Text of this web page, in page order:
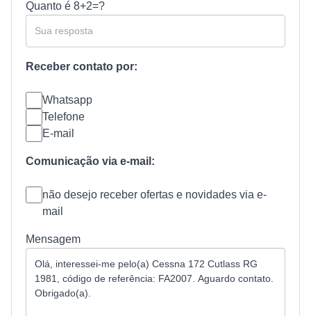
Quanto é 8+2=?
Receber contato por:
Whatsapp
Telefone
E-mail
Comunicação via e-mail:
não desejo receber ofertas e novidades via e-
mail
Mensagem